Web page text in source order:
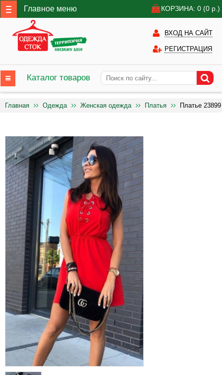
Главное меню КОРЗИНА: 0 (0 р.)
ВХОД НА САЙТ
РЕГИСТРАЦИЯ
Каталог товаров
Главная Одежда Женская одежда Платья Платье 23899